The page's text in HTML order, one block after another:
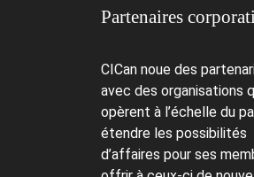
Partenaires
CICan noue des
avec des organisations
opèrent à l’échelle du
étendre les possibilités
d’affaires pour ses